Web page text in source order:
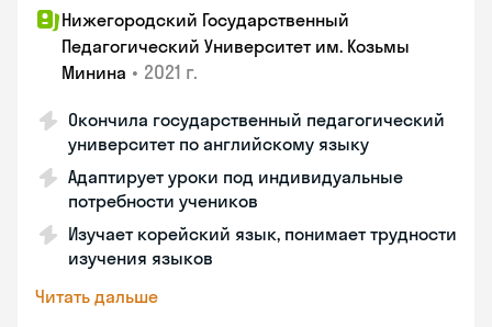
Нижегородский Государственный
Педагогический Университет им. Козьмы
Минина • 2021 г.
Окончила государственный педагогический
университет по английскому языку
Адаптирует уроки под индивидуальные
потребности учеников
Изучает корейский язык, понимает трудности
изучения языков
Читать дальше